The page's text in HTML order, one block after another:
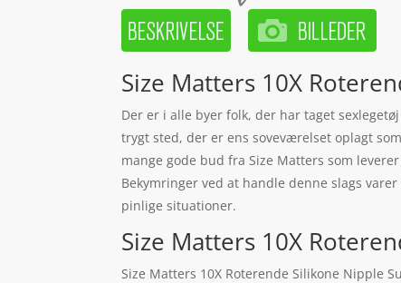
Size Matters 10X
Der er i alle byer folk, der har taget
trygt sted, der er ens soveværelset oplagt
mange gode bud fra Size Matters som
Bekymringer ved at handle denne slags
pinlige situationer.
Size Matters 10X
Size Matters 10X Roterende Silikone Nipple